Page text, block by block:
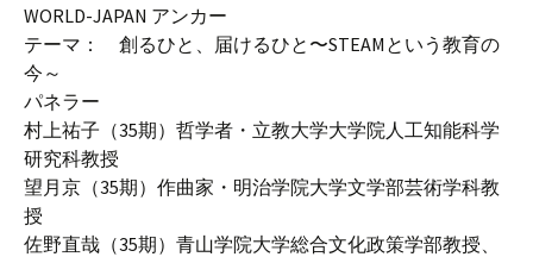
WORLD-JAPAN アンカー
テーマ： 創るひと、届けるひと〜STEAMという教育の
今～
パネラー
村上祐子（35期）哲学者・立教大学大学院人工知能科学
研究科教授
望月京（35期）作曲家・明治学院大学文学部芸術学科教
授
佐野直哉（35期）青山学院大学総合文化政策学部教授、